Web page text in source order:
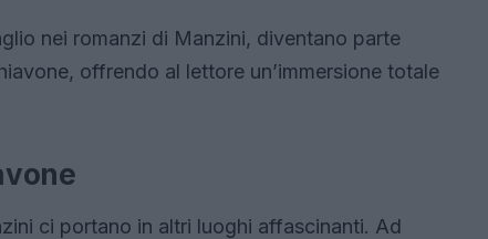
nei romanzi di Manzini, diventano parte
offrendo al lettore un’immersione totale
ci portano in altri luoghi affascinanti. Ad